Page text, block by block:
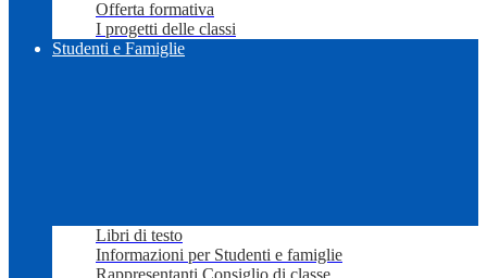
Offerta formativa
I progetti delle classi
Studenti e Famiglie
Libri di testo
Informazioni per Studenti e famiglie